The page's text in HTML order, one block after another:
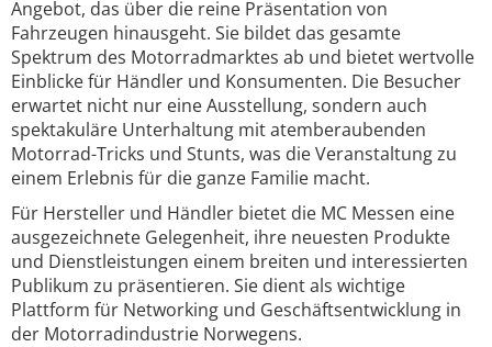
Angebot, das über die reine Präsentation von
Fahrzeugen hinausgeht. Sie bildet das gesamte
Spektrum des Motorradmarktes ab und bietet wertvolle
Einblicke für Händler und Konsumenten. Die Besucher
erwartet nicht nur eine Ausstellung, sondern auch
spektakuläre Unterhaltung mit atemberaubenden
Motorrad-Tricks und Stunts, was die Veranstaltung zu
einem Erlebnis für die ganze Familie macht.
Für Hersteller und Händler bietet die MC Messen eine
ausgezeichnete Gelegenheit, ihre neuesten Produkte
und Dienstleistungen einem breiten und interessierten
Publikum zu präsentieren. Sie dient als wichtige
Plattform für Networking und Geschäftsentwicklung in
der Motorradindustrie Norwegens.